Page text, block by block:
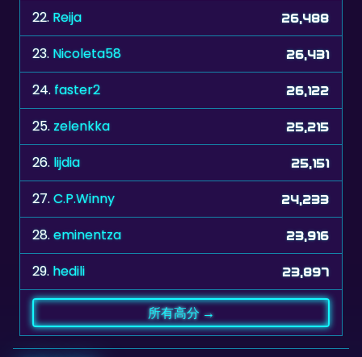
22. Reija 26,488
23. Nicoleta58 26,431
24.faster2 26,122
25.zelenkka 25,215
26. lijdia 25,151
27.C.P.Winny 24,233
28.eminentza 23,916
29. hedili 23,897
所有高分 →